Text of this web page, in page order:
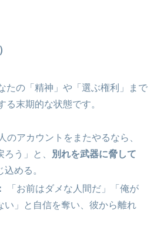
たの「精神」や「選ぶ権利」まで
る末期的な状態です。
のアカウントをまたやるなら、
う」と、
別れを武器に脅して
める。
「お前はダメな人間だ」「俺が
い」と自信を奪い、彼から離れ